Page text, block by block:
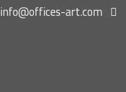
info@offices-art.com